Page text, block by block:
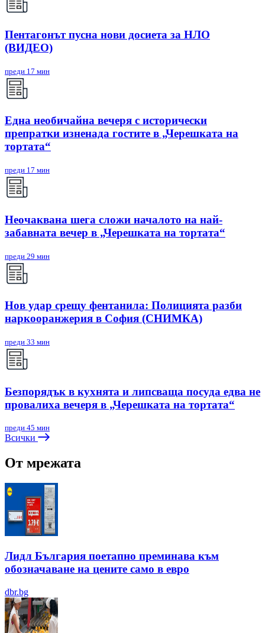
Пентагонът пусна нови досиета за НЛО
(ВИДЕО)
преди 17 мин
Една необичайна вечеря с исторически
препратки изненада гостите в „Черешката на
тортата“
преди 17 мин
Неочаквана шега сложи началото на най-
забавната вечер в „Черешката на тортата“
преди 29 мин
Нов удар срещу фентанила: Полицията разби
наркооранжерия в София (СНИМКА)
преди 33 мин
Безпорядък в кухнята и липсваща посуда едва не
провалиха вечеря в „Черешката на тортата“
преди 45 мин
Всички
От мрежата
Лидл България поетапно преминава към
обозначаване на цените само в евро
dbr.bg